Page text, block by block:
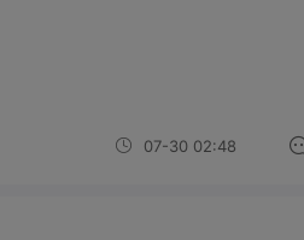
07-30 02:48